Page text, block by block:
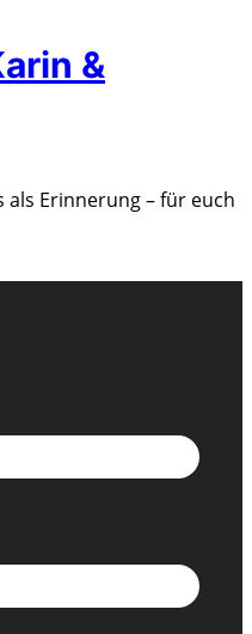
&
Erinnerung – für euch